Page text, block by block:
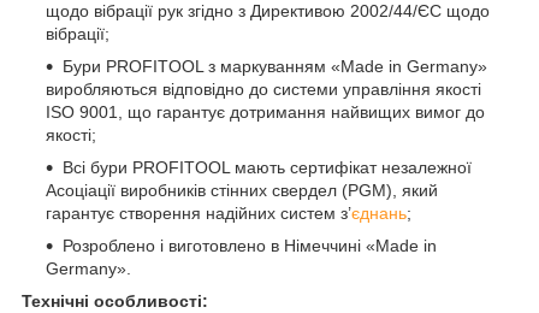
щодо вібрації рук згідно з Директивою 2002/44/ЄС щодо
вібрації;
Бури PROFITOOL з маркуванням «Made in Germany»
виробляються відповідно до системи управління якості
ISO 9001, що гарантує дотримання найвищих вимог до
якості;
Всі бури PROFITOOL мають сертифікат незалежної
Асоціації виробників стінних свердел (PGM), який
гарантує створення надійних систем з’єднань;
Розроблено і виготовлено в Німеччині «Made in
Germany».
Технічні особливості: